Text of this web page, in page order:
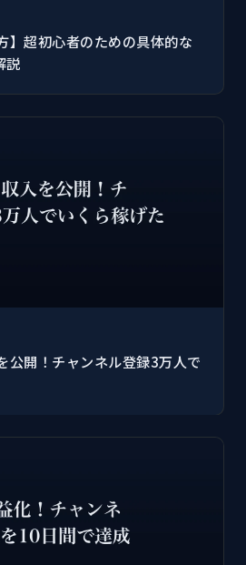
】超初心者のための具体的な
説
公開！チャンネル登録3万人で